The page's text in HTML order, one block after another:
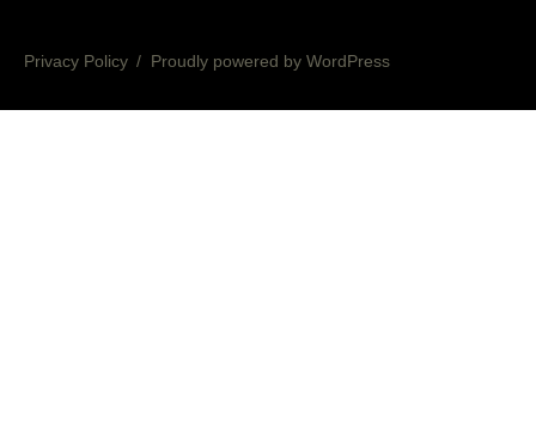
Privacy Policy Proudly powered by WordPress